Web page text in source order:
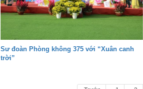
Sư đoàn Phòng không 375 với “Xuân canh
trời”